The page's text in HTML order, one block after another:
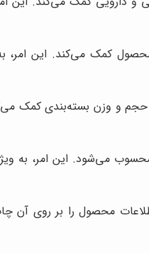
کمک می‌کند. این امر،
و وزن بسته‌بندی کمک
می‌شود. این امر، به
محصول را بر روی آن